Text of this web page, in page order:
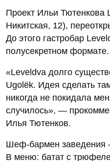
Проект Ильи Тютенкова
Никитская, 12),
До этого гастробар
полусекретном формате.
«Leveldva долго
Ugolёk. Идея сделать
никогда не покидала
случилось», —
Илья Тютенков.
Шеф-бармен
В меню: батат с